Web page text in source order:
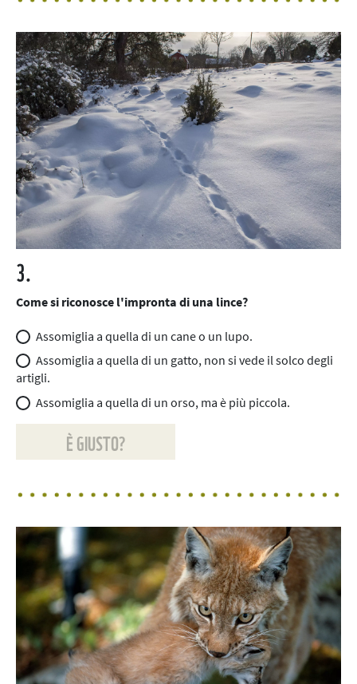
3.
Come si riconosce l'impronta di una lince?
Assomiglia a quella di un cane o un lupo.
Assomiglia a quella di un gatto, non si vede il solco degli
artigli.
Assomiglia a quella di un orso, ma è più piccola.
È GIUSTO?